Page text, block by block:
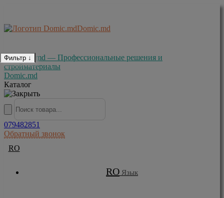
Domic.md
Domic.md
Каталог
079482851
Обратный звонок
RO
RO Язык
Фильтр ↓